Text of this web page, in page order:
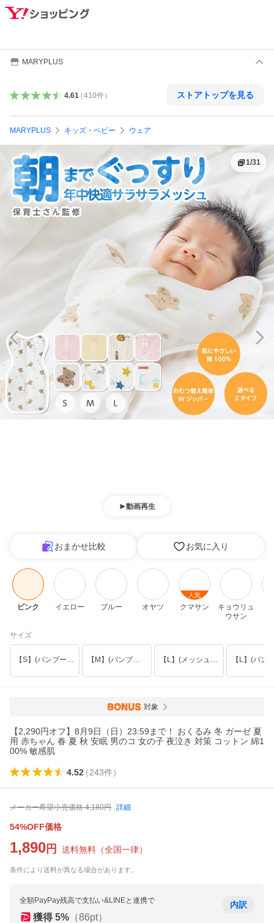
MARYPLUS
4.61（410件） ストアトップを見る
MARYPLUS キッズ・ベビー ウェア
動画再生
1/31
おまかせ比較 お気に入り
ピンク イエロー ブルー オヤツ
人気
クマサン
キョウリュ
ウサン
サイズ
【S】(バンブーメッシュ) 【M】(バンブーメッシュ) 【L】(メッシュ/手出し)
対象
【2,290円オフ】8月9日（日）23:59まで！ おくるみ 冬 ガーゼ 夏
用 赤ちゃん 春 夏 秋 安眠 男のコ 女の子 夜泣き 対策 コットン 綿1
00% 敏感肌
4.52（243件）
メーカー希望小売価格 4,180円 詳細
54%OFF価格
1,890 円 送料無料 （全国一律）
条件により送料が異なる場合があります。
全額PayPay残高で支払い&LINEと連携で
獲得 5% （86pt）
内訳